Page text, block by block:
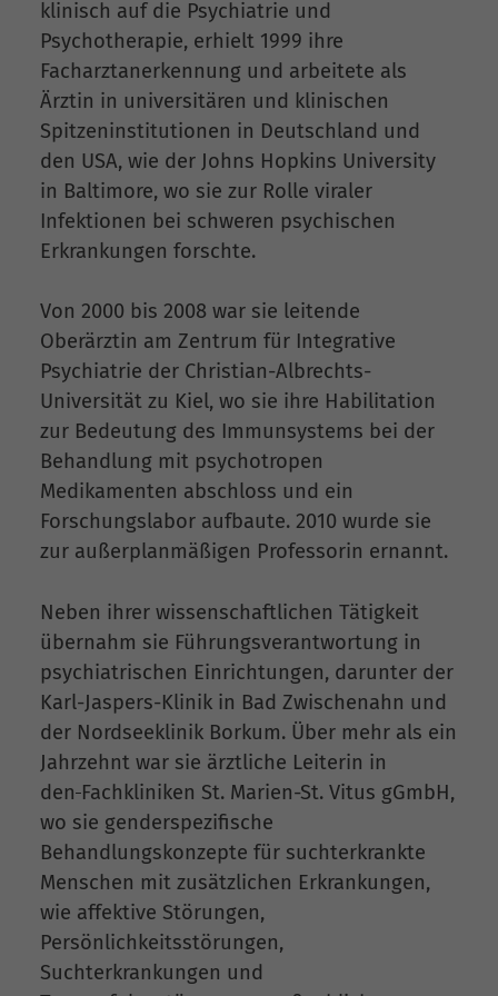
klinisch auf die Psychiatrie und
Psychotherapie, erhielt 1999 ihre
Facharztanerkennung und arbeitete als
Ärztin in universitären und klinischen
Spitzeninstitutionen in Deutschland und
den USA, wie der Johns Hopkins University
in Baltimore, wo sie zur Rolle viraler
Infektionen bei schweren psychischen
Erkrankungen forschte.
Von 2000 bis 2008 war sie leitende
Oberärztin am Zentrum für Integrative
Psychiatrie der Christian-Albrechts-
Universität zu Kiel, wo sie ihre Habilitation
zur Bedeutung des Immunsystems bei der
Behandlung mit psychotropen
Medikamenten abschloss und ein
Forschungslabor aufbaute. 2010 wurde sie
zur außerplanmäßigen Professorin ernannt.
Neben ihrer wissenschaftlichen Tätigkeit
übernahm sie Führungsverantwortung in
psychiatrischen Einrichtungen, darunter der
Karl-Jaspers-Klinik in Bad Zwischenahn und
der Nordseeklinik Borkum. Über mehr als ein
Jahrzehnt war sie ärztliche Leiterin in
den Fachkliniken St. Marien-St. Vitus gGmbH,
wo sie genderspezifische
Behandlungskonzepte für suchterkrankte
Menschen mit zusätzlichen Erkrankungen,
wie affektive Störungen,
Persönlichkeitsstörungen,
Suchterkrankungen und